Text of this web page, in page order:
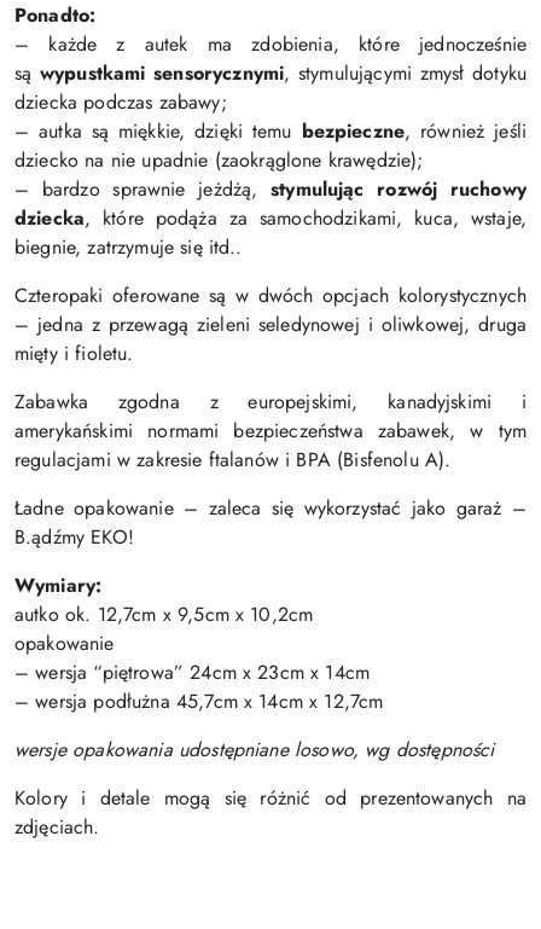
Ponadto:
– każde z autek ma zdobienia, które jednocześnie
są wypustkami sensorycznymi, stymulującymi zmysł dotyku
dziecka podczas zabawy;
– autka są miękkie, dzięki temu bezpieczne, również jeśli
dziecko na nie upadnie (zaokrąglone krawędzie);
– bardzo sprawnie jeżdżą, stymulując rozwój ruchowy
dziecka, które podąża za samochodzikami, kuca, wstaje,
biegnie, zatrzymuje się itd..
Czteropaki oferowane są w dwóch opcjach kolorystycznych
– jedna z przewagą zieleni seledynowej i oliwkowej, druga
mięty i fioletu.
Zabawka zgodna z europejskimi, kanadyjskimi i
amerykańskimi normami bezpieczeństwa zabawek, w tym
regulacjami w zakresie ftalanów i BPA (Bisfenolu A).
Ładne opakowanie – zaleca się wykorzystać jako garaż –
B.ądźmy EKO!
Wymiary:
autko ok. 12,7cm x 9,5cm x 10,2cm
opakowanie
– wersja “piętrowa” 24cm x 23cm x 14cm
– wersja podłużna 45,7cm x 14cm x 12,7cm
wersje opakowania udostępniane losowo, wg dostępności
Kolory i detale mogą się różnić od prezentowanych na
zdjęciach.